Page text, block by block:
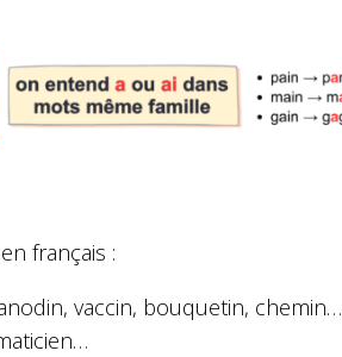
français :
vaccin, bouquetin, chemin…